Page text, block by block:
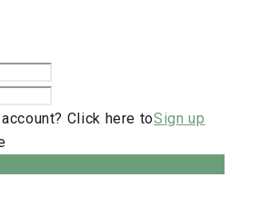
Click here toSign up